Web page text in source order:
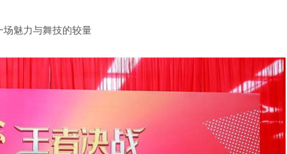
力与舞技的较量